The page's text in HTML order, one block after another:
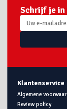
Schrijf je in
Klantenservice
Algemene
Review policy